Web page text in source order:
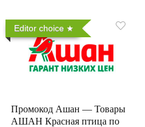
Editor choice
Промокод Ашан — Товары
АШАН Красная птица по